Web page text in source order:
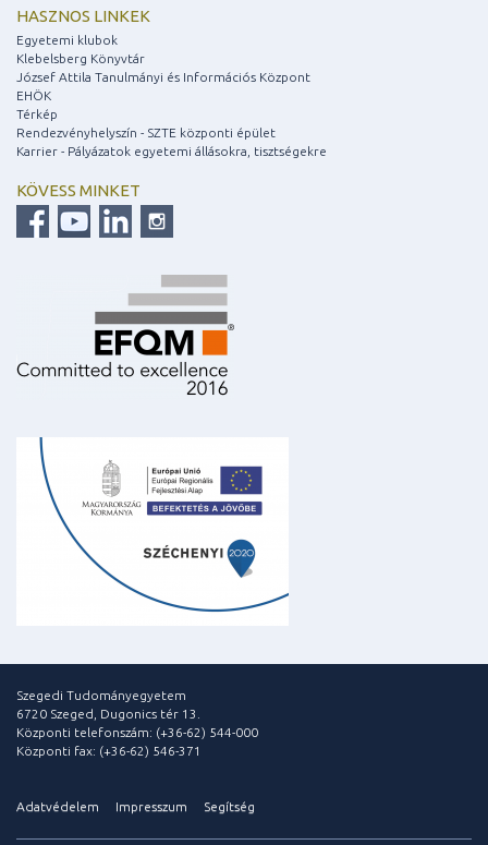
HASZNOS LINKEK
Egyetemi klubok
Klebelsberg Könyvtár
József Attila Tanulmányi és Információs Központ
EHÖK
Térkép
Rendezvényhelyszín - SZTE központi épület
Karrier - Pályázatok egyetemi állásokra, tisztségekre
KÖVESS MINKET
Szegedi Tudományegyetem
6720 Szeged, Dugonics tér 13.
Központi telefonszám: (+36-62) 544-000
Központi fax: (+36-62) 546-371
Adatvédelem Impresszum Segítség